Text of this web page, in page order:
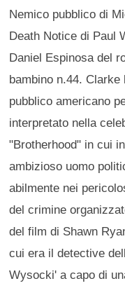
Nemico pubblico di
Death Notice di Paul
Daniel Espinosa del
bambino n.44.
pubblico americano
interpretato nella
"Brotherhood" in cui
ambizioso uomo
abilmente nei
del crimine
del film di Shawn
cui era il detective
Wysocki' a capo di